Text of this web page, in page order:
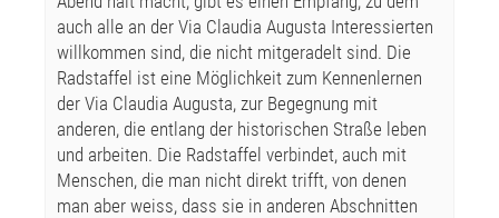
auch alle an der Via Claudia Augusta Interessierten
willkommen sind, die nicht mitgeradelt sind. Die
Radstaffel ist eine Möglichkeit zum Kennenlernen
der Via Claudia Augusta, zur Begegnung mit
anderen, die entlang der historischen Straße leben
und arbeiten. Die Radstaffel verbindet, auch mit
Menschen, die man nicht direkt trifft, von denen
man aber weiss, dass sie in anderen Abschnitten